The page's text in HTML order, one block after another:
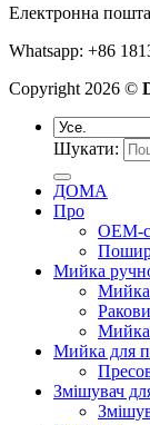
Електронна
Whatsapp: +86
Copyright 2026 ©
Шукати:
ДОМА
Про
OEM-
Мийка
Мийка
Мийка
Мийка для
Змішувач